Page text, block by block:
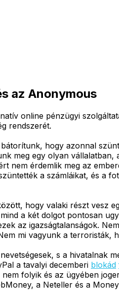
az Anonymous
online pénzügyi
rendszerét.
hogy azonnal
meg egy olyan
nem érdemlik meg az
a számláikat, és a
hogy valaki részt vesz
a két dolgot pontosan
az igazságtalanságok.
mi vagyunk a
s a hivatalnak
a tavalyi decemberi blokád
folyik és az ügyében
a Neteller és a